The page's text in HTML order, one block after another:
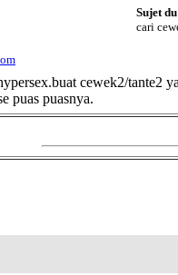
Sujet
cari
cewek2/tante2
puas puasnya.